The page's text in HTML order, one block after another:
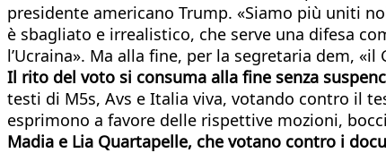
presidente americano Trump. «Siamo più uniti
è sbagliato e irrealistico, che serve una difesa
l’Ucraina». Ma alla fine, per la segretaria dem,
Il rito del voto si consuma alla fine senza
testi di M5s, Avs e Italia viva, votando contro il
esprimono a favore delle rispettive mozioni,
Madia e Lia Quartapelle, che votano contro i